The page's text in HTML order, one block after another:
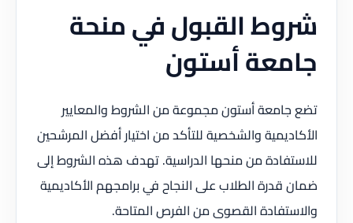
شروط القبول في منحة
جامعة أستون
تضع جامعة أستون مجموعة من الشروط والمعايير
الأكاديمية والشخصية للتأكد من اختيار أفضل المرشحين
للاستفادة من منحها الدراسية. تهدف هذه الشروط إلى
ضمان قدرة الطلاب على النجاح في برامجهم الأكاديمية
والاستفادة القصوى من الفرص المتاحة.